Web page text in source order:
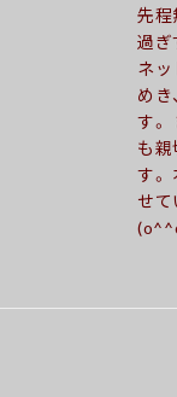
先程
過ぎ
ネッ
めき
す。
も
す。
せ